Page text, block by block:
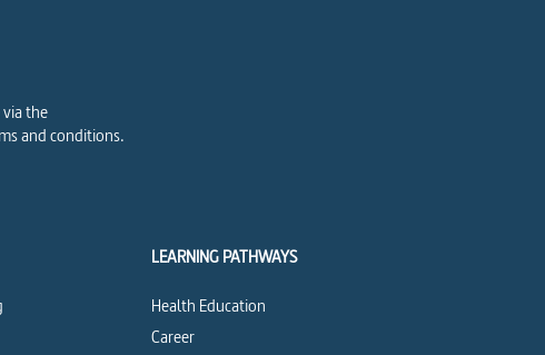
the
and conditions.
LEARNING PATHWAYS
Health Education
Career